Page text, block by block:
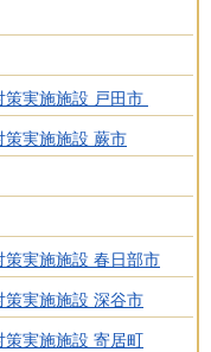
実施施設 戸田市
策実施施設 蕨市
実施施設 春日部市
実施施設 深谷市
実施施設 寄居町